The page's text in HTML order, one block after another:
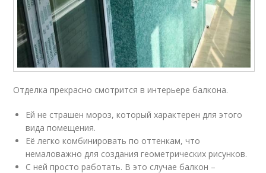
Отделка прекрасно смотрится в интерьере балкона.
Ей не страшен мороз, который характерен для этого
вида помещения.
Её легко комбинировать по оттенкам, что
немаловажно для создания геометрических рисунков.
С ней просто работать. В это случае балкон –